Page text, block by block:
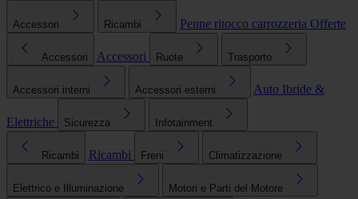
Accessori Ricambi Penne ritocco carrozzeria Offerte
Accessori Accessori Ruote Trasporto
Accessori interni Accessori esterni Auto Ibride &
Elettriche Sicurezza Infotainment
Ricambi Ricambi Freni Climatizzazione
Elettrico e Illuminazione Motori e Parti del Motore